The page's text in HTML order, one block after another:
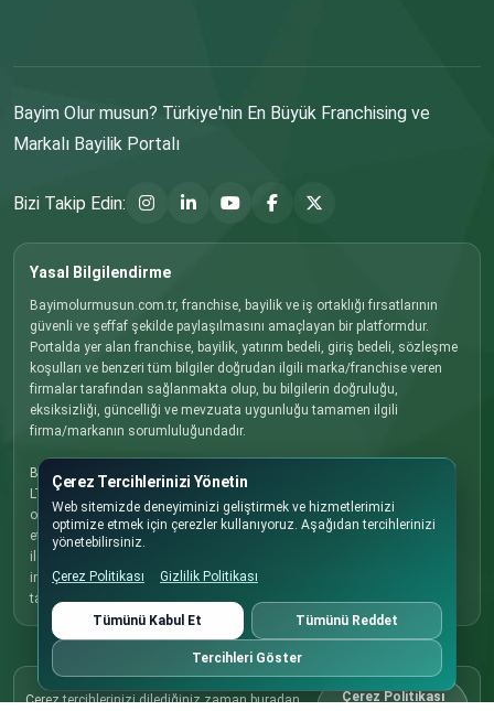
Bayim Olur musun? Türkiye'nin En Büyük Franchising ve
Markalı Bayilik Portalı
Bizi Takip Edin:
Yasal Bilgilendirme
Bayimolurmusun.com.tr, franchise, bayilik ve iş ortaklığı fırsatlarının
güvenli ve şeffaf şekilde paylaşılmasını amaçlayan bir platformdur.
Portalda yer alan franchise, bayilik, yatırım bedeli, giriş bedeli, sözleşme
koşulları ve benzeri tüm bilgiler doğrudan ilgili marka/franchise veren
firmalar tarafından sağlanmakta olup, bu bilgilerin doğruluğu,
eksiksizliği, güncelliği ve mevzuata uygunluğu tamamen ilgili
firma/markanın sorumluluğundadır.
Bayimolurmusun.com.tr ve EREM YAYINCILIK VE TANITIM HİZMETLERİ
LTD. ŞTİ., firmalar tarafından paylaşılan bilgilerin hatalı, eksik, güncel
olmaması veya mevzuata aykırı olmasından dolayı sorumluluk kabul
etmez. Yatırım kararı vermeden önce ilgili marka/franchise veren firma
ile doğrudan iletişime geçmenizi, tüm koşulları detaylı olarak
incelemenizi ve gerekli hukuki, mali ve ticari danışmanlığı almanızı
tavsiye ederiz.
Çerez tercihlerinizi dilediğiniz zaman buradan
Çerez Politikası
Çerez Tercihlerinizi Yönetin
Web sitemizde deneyiminizi geliştirmek ve hizmetlerimizi
optimize etmek için çerezler kullanıyoruz. Aşağıdan tercihlerinizi
yönetebilirsiniz.
Çerez Politikası Gizlilik Politikası
Tümünü Kabul Et Tümünü Reddet
Tercihleri Göster